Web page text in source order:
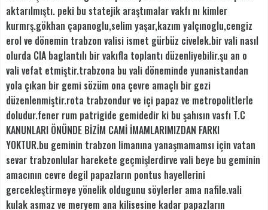
aktarılmıştı. peki bu statejik araştımalar vakfı nı kimler
kurmrş.gökhan çapanoglu,selim yaşar,kazım yalçınoglu,cengiz
erol ve dönemin trabzon valisi ismet gürbüz civelek.bir vali nasıl
olurda CIA baglantılı bir vakıfla toplantı düzenliyebilir.şu an o
vali vefat etmiştir.trabzona bu vali döneminde yunanistandan
yola çıkan bir gemi sözüm ona çevre amaçlı bir gezi
düzenlenmiştir.rota trabzondur ve içi papaz ve metropolitlerle
doludur.fener rum patrigide gemidedir ki bu şahısın vasfı T.C
KANUNLARI ÖNÜNDE BİZİM CAMİ İMAMLARIMIZDAN FARKI
YOKTUR.bu geminin trabzon limanına yanaşmamamsı için vatan
sevar trabzonlular harekete geçmişlerdirve vali beye bu geminin
amacının cevre degil papazların pontus hayellerini
gercekleştirmeye yönelik oldugunu söylerler ama nafile.vali
kulak asmaz ve meryem ana kilisesine kadar papazların